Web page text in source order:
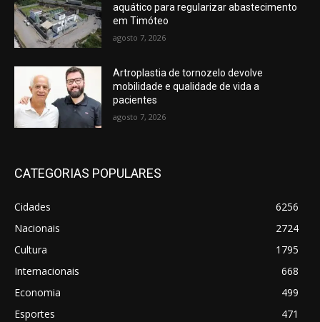
aquático para regularizar abastecimento
em Timóteo
agosto 7, 2026
Artroplastia de tornozelo devolve
mobilidade e qualidade de vida a
pacientes
agosto 7, 2026
CATEGORIAS POPULARES
Cidades
6256
Nacionais
2724
Cultura
1795
Internacionais
668
Economia
499
Esportes
471